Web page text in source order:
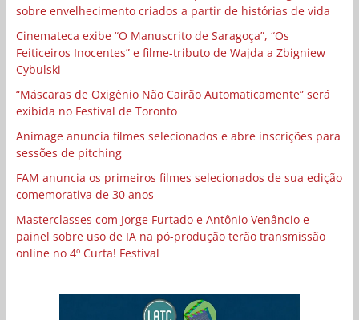
sobre envelhecimento criados a partir de histórias de vida
Cinemateca exibe “O Manuscrito de Saragoça”, “Os
Feiticeiros Inocentes” e filme-tributo de Wajda a Zbigniew
Cybulski
“Máscaras de Oxigênio Não Cairão Automaticamente” será
exibida no Festival de Toronto
Animage anuncia filmes selecionados e abre inscrições para
sessões de pitching
FAM anuncia os primeiros filmes selecionados de sua edição
comemorativa de 30 anos
Masterclasses com Jorge Furtado e Antônio Venâncio e
painel sobre uso de IA na pó-produção terão transmissão
online no 4º Curta! Festival